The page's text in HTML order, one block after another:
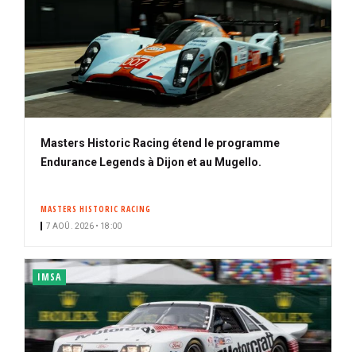
Masters Historic Racing étend le programme
Endurance Legends à Dijon et au Mugello.
MASTERS HISTORIC RACING
7 AOÛ. 2026 • 18:00
IMSA